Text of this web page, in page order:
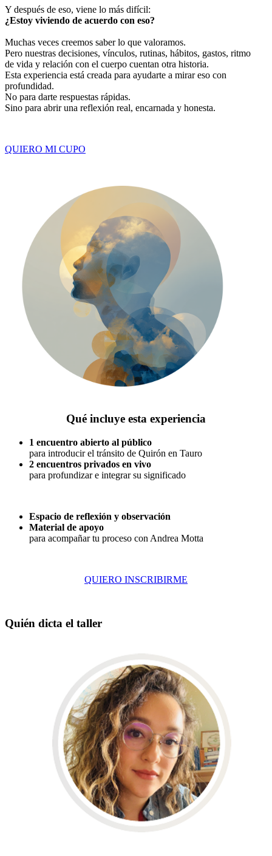
Y después de eso, viene lo más difícil:
¿Estoy viviendo de acuerdo con eso?
Muchas veces creemos saber lo que valoramos.
Pero nuestras decisiones, vínculos, rutinas, hábitos, gastos, ritmo
de vida y relación con el cuerpo cuentan otra historia.
Esta experiencia está creada para ayudarte a mirar eso con
profundidad.
No para darte respuestas rápidas.
Sino para abrir una reflexión real, encarnada y honesta.
QUIERO MI CUPO
Qué incluye esta experiencia
1 encuentro abierto al público
para introducir el tránsito de Quirón en Tauro
2 encuentros privados en vivo
para profundizar e integrar su significado
Espacio de reflexión y observación
Material de apoyo
para acompañar tu proceso con Andrea Motta
QUIERO INSCRIBIRME
Quién dicta el taller